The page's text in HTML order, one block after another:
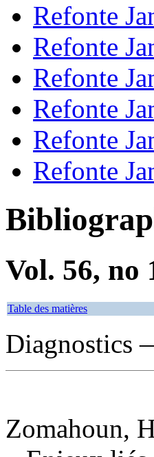
Refonte
Refonte
Refonte
Refonte
Refonte
Refonte
Vol. 56, no
Table des matières
Diagnostics
Zomahoun,